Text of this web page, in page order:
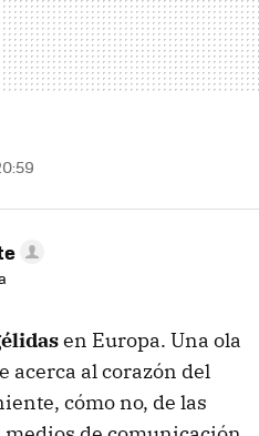
en Europa. Una ola
acerca al corazón del
cómo no, de las